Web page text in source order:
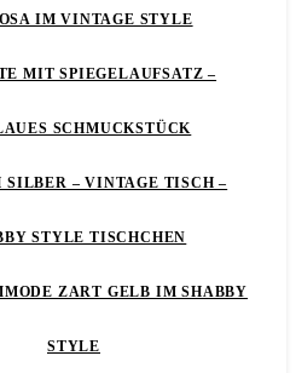
IM VINTAGE STYLE
MIT SPIEGELAUFSATZ –
SCHMUCKSTÜCK
SILBER – VINTAGE TISCH –
STYLE TISCHCHEN
ZART GELB IM SHABBY
STYLE